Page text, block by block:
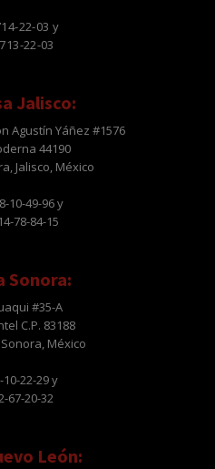
22-03 y
22-03
Jalisco:
Agustín Yáñez #1576
44190
Jalisco, México
10-49-96 y
78-84-15
Sonora:
#35-A
C.P. 83188
México
10-22-29 y
67-20-32
León: